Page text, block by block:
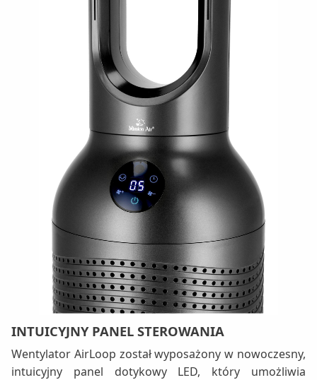
INTUICYJNY PANEL STEROWANIA
Wentylator AirLoop został wyposażony w nowoczesny,
intuicyjny panel dotykowy LED, który umożliwia